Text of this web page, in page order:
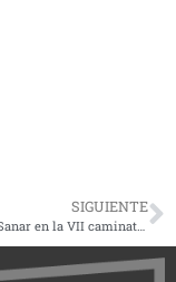
SIGUIENTE
Tapatón de Sanar en la VII caminata por el Medio Ambiente